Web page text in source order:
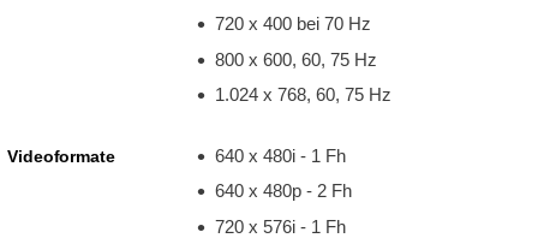
720 x 400 bei 70 Hz
800 x 600, 60, 75 Hz
1.024 x 768, 60, 75 Hz
Videoformate
640 x 480i - 1 Fh
640 x 480p - 2 Fh
720 x 576i - 1 Fh